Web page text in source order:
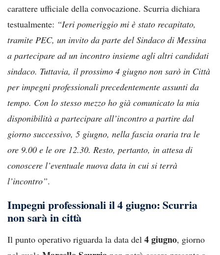
carattere ufficiale della convocazione. Scurria dichiara
testualmente: “Ieri pomeriggio mi è stato recapitato,
tramite PEC, un invito da parte del Sindaco di Messina
a partecipare ad un incontro insieme agli altri candidati
sindaco. Tuttavia, il prossimo 4 giugno non sarò in Città
per impegni professionali precedentemente assunti da
tempo. Con lo stesso mezzo ho già comunicato la mia
disponibilità a partecipare all’incontro a partire dal
giorno successivo, 5 giugno, nella fascia oraria tra le
ore 9.00 e le ore 12.30. Resto, pertanto, in attesa di
conoscere l’eventuale nuova data in cui si terrà
l’incontro”.
Impegni professionali il 4 giugno: Scurria
non sarà in città
Il punto operativo riguarda la data del 4 giugno, giorno